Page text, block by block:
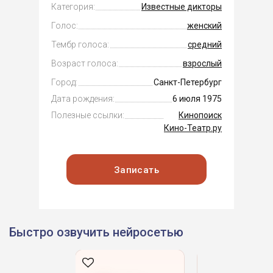
Категория:
Известные дикторы
Голос:
женский
Тембр голоса:
средний
Возраст голоса:
взрослый
Город:
Санкт-Петербург
Дата рождения:
6 июля 1975
Полезные ссылки:
Кинопоиск
Кино-Театр.ру
Записать
Быстро озвучить нейросетью